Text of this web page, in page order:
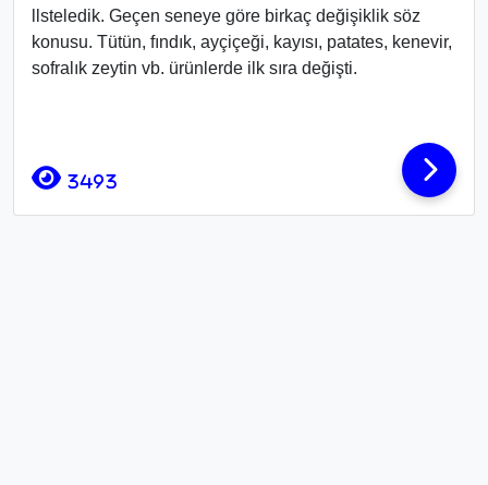
llsteledik. Geçen seneye göre birkaç değişiklik söz
konusu. Tütün, fındık, ayçiçeği, kayısı, patates, kenevir,
sofralık zeytin vb. ürünlerde ilk sıra değişti.
3493